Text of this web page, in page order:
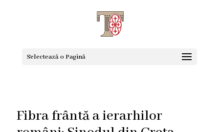
Selectează o Pagină
Fibra frântă a ierarhilor